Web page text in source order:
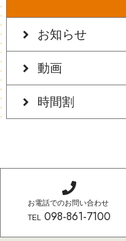
お知らせ
動画
時間割
お電話でのお問い合わせ
TEL 098-861-7100